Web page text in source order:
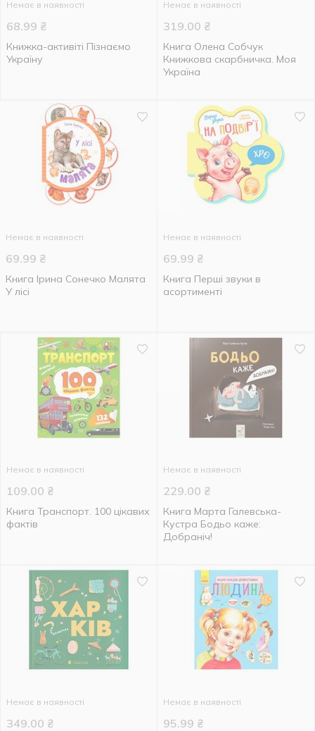
Немає в наявності
68.99 ₴
Книжка-активіті Пізнаємо
Україну
Немає в наявності
319.00 ₴
Книга Олена Собчук
Книжкова скарбничка. Моя
Україна
Немає в наявності
69.99 ₴
Книга Ірина Сонечко Малята
У лісі
Немає в наявності
69.99 ₴
Книга Перші звуки в
асортименті
Немає в наявності
109.00 ₴
Книга Транспорт. 100 цікавих
фактів
Немає в наявності
229.00 ₴
Книга Марта Галевська-
Кустра Бодьо каже:
Добраніч!
Немає в наявності
349.00 ₴
Немає в наявності
95.99 ₴